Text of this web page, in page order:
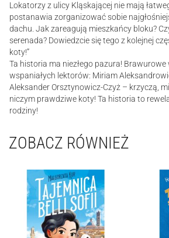
Lokatorzy z ulicy Kląskającej nie mają
postanawia zorganizować sobie
dachu. Jak zareagują mieszkańcy bloku?
serenada? Dowiedzcie się tego z kolejnej
koty!”
Ta historia ma niezłego pazura!
wspaniałych lektorów: Miriam
Aleksander Orsztynowicz-Czyż – krzyczą,
niczym prawdziwe koty! Ta historia to
rodziny!
ZOBACZ RÓWNIEŻ